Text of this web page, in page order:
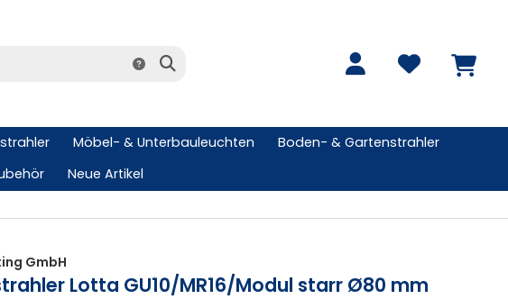
Möbel- & Unterbauleuchten
Boden- & Gartenstrahler
Neue Artikel
GmbH
Lotta GU10/MR16/Modul starr Ø80 mm